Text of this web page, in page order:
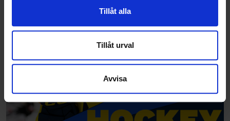
vidarebefordrar även sådana identifierare och annan
annons- och analysföretag som vi samarbetar med.
Dessa kan i sin tur kombinera informationen med annan
samlat in när du har använt deras tjänster.
Tillåt alla
Tillåt urval
Avvisa